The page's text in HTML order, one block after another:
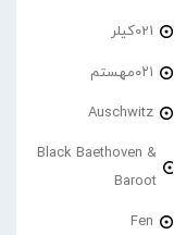
021کیلر
۰۲۱مهستم
Auschwitz
Black Baethoven &
Baroot
Fen